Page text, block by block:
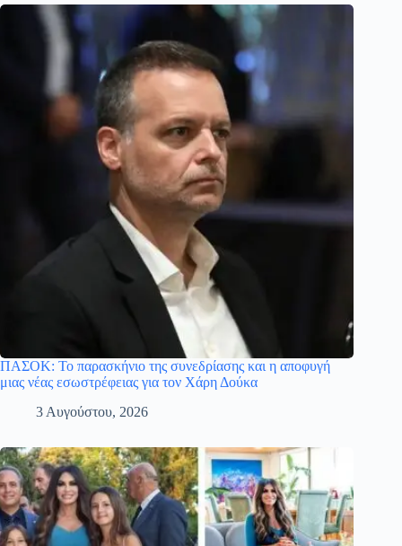
ΠΑΣΟΚ: Το παρασκήνιο της συνεδρίασης και η αποφυγή
μιας νέας εσωστρέφειας για τον Χάρη Δούκα
3 Αυγούστου, 2026